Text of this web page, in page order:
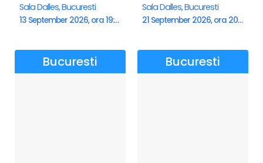
Sala Dalles, Bucuresti
13 September 2026, ora 19:00
Sala Dalles, Bucuresti
21 September 2026, ora 20:00
Bucuresti Bucuresti